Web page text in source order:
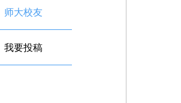
师大校友
我要投稿